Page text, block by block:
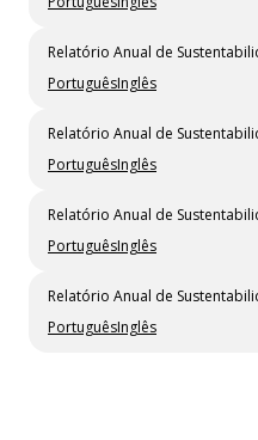
Relatório Anual de
PortuguêsInglês
Relatório Anual de
PortuguêsInglês
Relatório Anual de
PortuguêsInglês
Relatório Anual de
PortuguêsInglês